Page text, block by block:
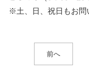
※土、日、祝日もお問
前へ